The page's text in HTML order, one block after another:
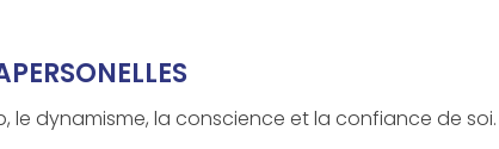
le dynamisme, la conscience et la confiance de soi.